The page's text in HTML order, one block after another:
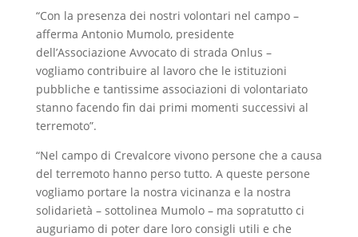
“Con la presenza dei nostri volontari nel campo –
afferma Antonio Mumolo, presidente
dell’Associazione Avvocato di strada Onlus –
vogliamo contribuire al lavoro che le istituzioni
pubbliche e tantissime associazioni di volontariato
stanno facendo fin dai primi momenti successivi al
terremoto”.
“Nel campo di Crevalcore vivono persone che a causa
del terremoto hanno perso tutto. A queste persone
vogliamo portare la nostra vicinanza e la nostra
solidarietà – sottolinea Mumolo – ma sopratutto ci
auguriamo di poter dare loro consigli utili e che